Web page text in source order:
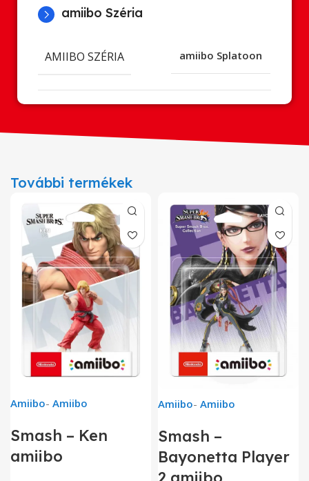
amiibo Széria
AMIIBO SZÉRIA amiibo Splatoon
További termékek
Amiibo- Amiibo
Smash – Ken
amiibo
Amiibo- Amiibo
Smash –
Bayonetta Player